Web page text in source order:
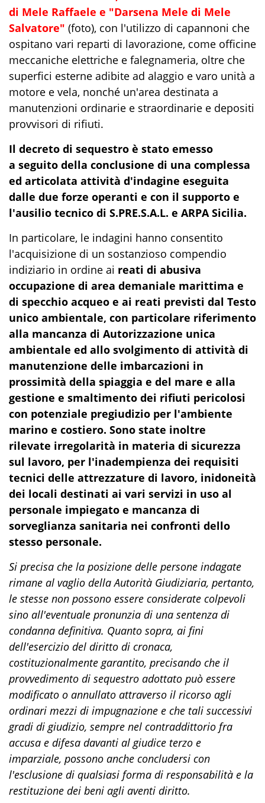
di Mele Raffaele e "Darsena Mele di Mele
Salvatore" (foto), con l'utilizzo di capannoni che
ospitano vari reparti di lavorazione, come officine
meccaniche elettriche e falegnameria, oltre che
superfici esterne adibite ad alaggio e varo unità a
motore e vela, nonché un'area destinata a
manutenzioni ordinarie e straordinarie e depositi
provvisori di rifiuti.
Il decreto di sequestro è stato emesso
a seguito della conclusione di una complessa
ed articolata attività d'indagine eseguita
dalle due forze operanti e con il supporto e
l'ausilio tecnico di S.PRE.S.A.L. e ARPA Sicilia.
In particolare, le indagini hanno consentito
l'acquisizione di un sostanzioso compendio
indiziario in ordine ai reati di abusiva
occupazione di area demaniale marittima e
di specchio acqueo e ai reati previsti dal Testo
unico ambientale, con particolare riferimento
alla mancanza di Autorizzazione unica
ambientale ed allo svolgimento di attività di
manutenzione delle imbarcazioni in
prossimità della spiaggia e del mare e alla
gestione e smaltimento dei rifiuti pericolosi
con potenziale pregiudizio per l'ambiente
marino e costiero. Sono state inoltre
rilevate irregolarità in materia di sicurezza
sul lavoro, per l'inadempienza dei requisiti
tecnici delle attrezzature di lavoro, inidoneità
dei locali destinati ai vari servizi in uso al
personale impiegato e mancanza di
sorveglianza sanitaria nei confronti dello
stesso personale.
Si precisa che la posizione delle persone indagate
rimane al vaglio della Autorità Giudiziaria, pertanto,
le stesse non possono essere considerate colpevoli
sino all'eventuale pronunzia di una sentenza di
condanna definitiva. Quanto sopra, ai fini
dell'esercizio del diritto di cronaca,
costituzionalmente garantito, precisando che il
provvedimento di sequestro adottato può essere
modificato o annullato attraverso il ricorso agli
ordinari mezzi di impugnazione e che tali successivi
gradi di giudizio, sempre nel contraddittorio fra
accusa e difesa davanti al giudice terzo e
imparziale, possono anche concludersi con
l'esclusione di qualsiasi forma di responsabilità e la
restituzione dei beni agli aventi diritto.